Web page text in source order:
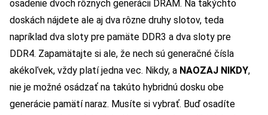
osadenie dvoch rôznych generácii DRAM. Na takýchto
doskách nájdete ale aj dva rôzne druhy slotov, teda
napríklad dva sloty pre pamäte DDR3 a dva sloty pre
DDR4. Zapamätajte si ale, že nech sú generačné čísla
akékoľvek, vždy platí jedna vec. Nikdy, a NAOZAJ NIKDY,
nie je možné osádzať na takúto hybridnú dosku obe
generácie pamätí naraz. Musíte si vybrať. Buď osadíte